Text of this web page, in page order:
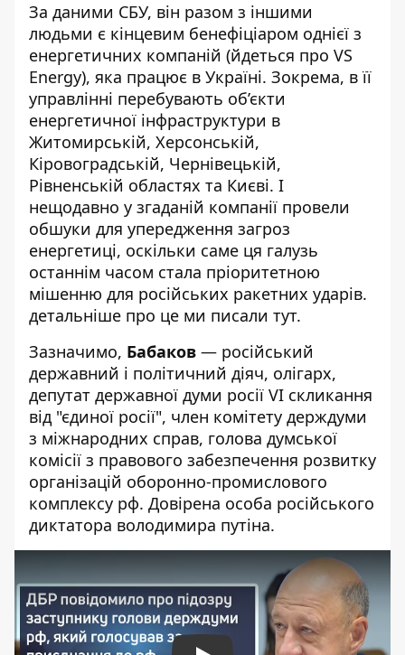
За даними СБУ, він разом з іншими
людьми є кінцевим бенефіціаром однієї з
енергетичних компаній (йдеться про VS
Energy), яка працює в Україні. Зокрема, в її
управлінні перебувають об’єкти
енергетичної інфраструктури в
Житомирській, Херсонській,
Кіровоградській, Чернівецькій,
Рівненській областях та Києві. І
нещодавно у згаданій компанії провели
обшуки для упередження загроз
енергетиці, оскільки саме ця галузь
останнім часом стала пріоритетною
мішенню для російських ракетних ударів.
детальніше про це ми писали тут.
Зазначимо, Бабаков — російський
державний і політичний діяч, олігарх,
депутат державної думи росії VI скликання
від "єдиної росії", член комітету держдуми
з міжнародних справ, голова думської
комісії з правового забезпечення розвитку
організацій оборонно-промислового
комплексу рф. Довірена особа російського
диктатора володимира путіна.